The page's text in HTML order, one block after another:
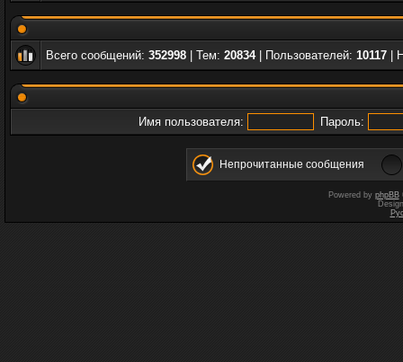
Всего сообщений: 352998 | Тем: 20834| Пользователей: 10117 |
Имя пользователя: Пароль:
Непрочитанные сообщения
Powered by phpBB